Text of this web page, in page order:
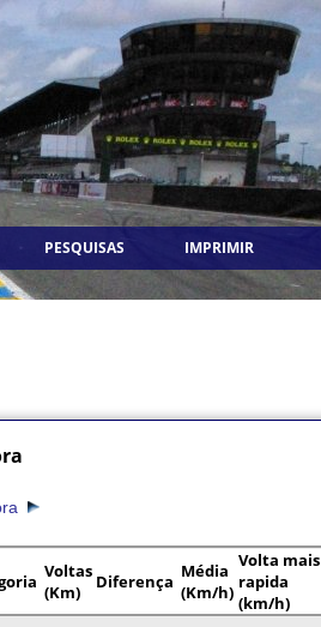
PESQUISAS IMPRIMIR
Voltas
(Km)
Diferença Média
(Km/h)
Volta mais
rapida
(km/h)